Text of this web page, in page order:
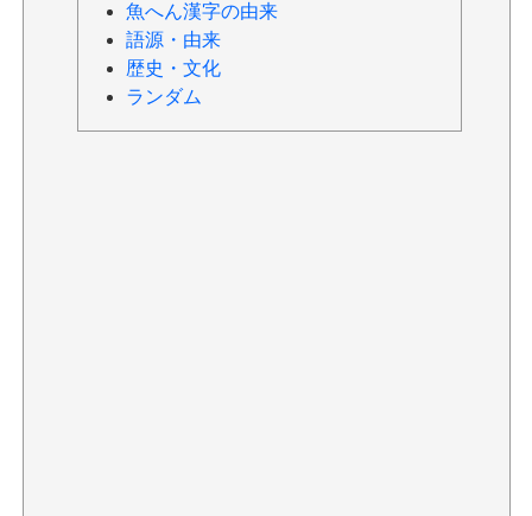
魚へん漢字の由来
語源・由来
歴史・文化
ランダム